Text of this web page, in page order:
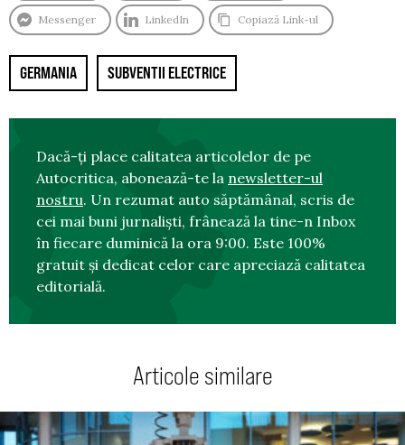
Messenger LinkedIn Copiază Link-ul
GERMANIA SUBVENTII ELECTRICE
Dacă-ți place calitatea articolelor de pe
Autocritica, abonează-te la newsletter-ul
nostru. Un rezumat auto săptămânal, scris de
cei mai buni jurnaliști, frânează la tine-n Inbox
în fiecare duminică la ora 9:00. Este 100%
gratuit și dedicat celor care apreciază calitatea
editorială.
Articole similare